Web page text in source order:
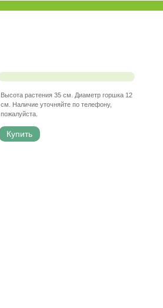
Высота растения 35 см. Диаметр горшка 12
см. Наличие уточняйте по телефону,
пожалуйста.